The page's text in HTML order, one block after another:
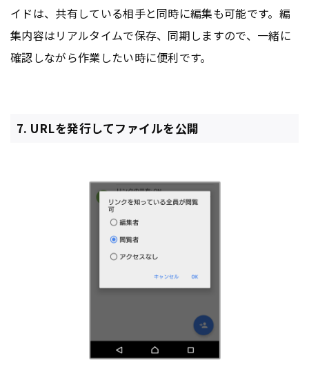
イドは、共有している相手と同時に編集も可能です。編
集内容はリアルタイムで保存、同期しますので、一緒に
確認しながら作業したい時に便利です。
7. URLを発行してファイルを公開